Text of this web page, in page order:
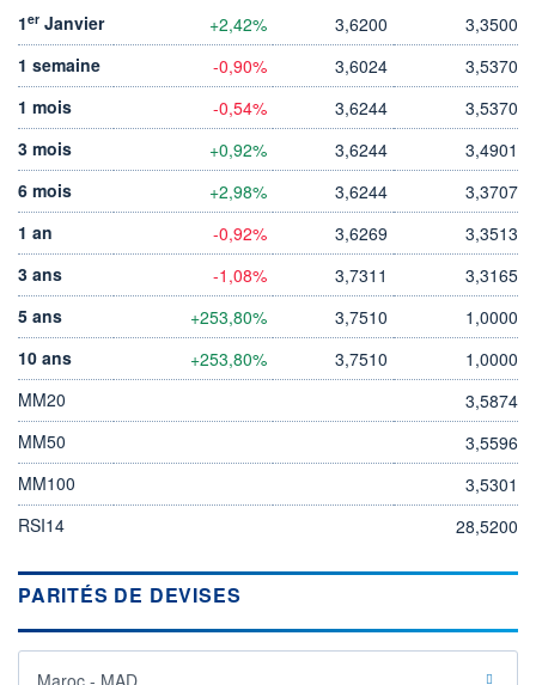
1er Janvier +2,42% 3,6200
3,3500
1 semaine
-0,90% 3,6024
3,5370
1 mois
-0,54% 3,6244
3,5370
3 mois
+0,92% 3,6244
3,4901
6 mois
+2,98% 3,6244
3,3707
1 an
-0,92% 3,6269
3,3513
3 ans
-1,08% 3,7311
3,3165
5 ans
+253,80% 3,7510
1,0000
10 ans
+253,80% 3,7510
1,0000
MM20
3,5874
MM50
3,5596
MM100
3,5301
RSI14
28,5200
PARITÉS DE DEVISES
Maroc - MAD